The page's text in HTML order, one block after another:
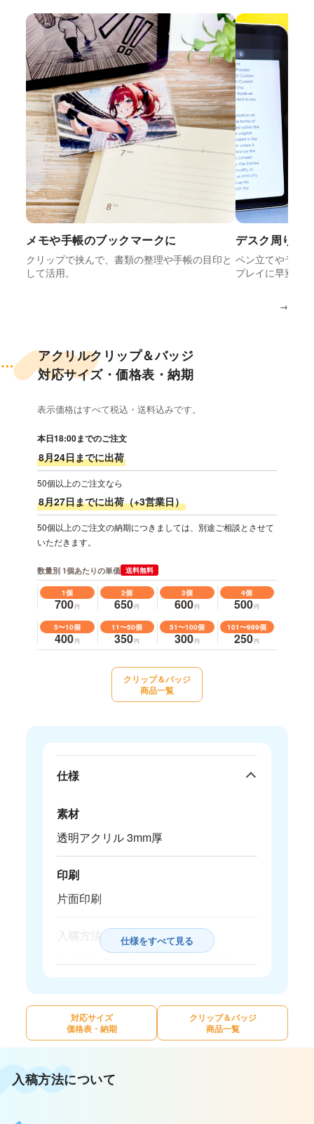
メモや手帳のブックマークに
クリップで挟んで、書類の整理や手帳の目印と
して活用。
デスク周りの
ペン立てやラッ
プレイに早変わ
→
アクリルクリップ＆バッジ
対応サイズ・価格表・納期
表示価格はすべて税込・送料込みです。
本日18:00までのご注文
8月24日までに出荷
50個以上のご注文なら
8月27日までに出荷（+3営業日）
50個以上のご注文の納期につきましては、別途ご相談とさせて
いただきます。
数量別 1個あたりの単価 送料無料
1個
700円
2個
650円
3個
600円
4個
500円
5〜10個
400円
11〜50個
350円
51〜100個
300円
101〜999個
250円
クリップ＆バッジ
商品一覧
仕様
素材
透明アクリル 3mm厚
印刷
片面印刷
入稿方法
商品によって異なるため、対応サイ
ズ・価格表をご覧ください。
個数
仕様をすべて見る
対応サイズ
価格表・納期
クリップ＆バッジ
商品一覧
入稿方法について